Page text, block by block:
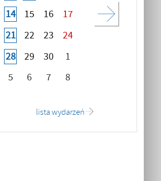
14 15 16
17
21 22 23
24
28 29 30
1
5 6 7 8
lista wydarzeń